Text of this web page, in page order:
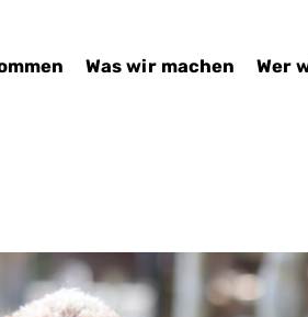
Was wir machen Wer